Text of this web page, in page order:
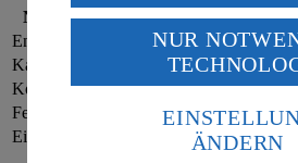
Nährwerte
pro Portion
Energie
1.805 kj (21 %)
Kalorien
431 kcal (21 %)
Kohlenhydrate 38 g
Fett
Eiweiß
USA durch Facebook und YouTube:
Wenn du auf „Aktivieren“ klickst,
des Art. 49 Abs. 1 Satz 1 lit. a)
Daten in den USA verarbeitet
die USA als Land mit einem nach
Standards nicht angemessenen
Es besteht das Risiko eines Zugriffs
NUR
ÄNDERN